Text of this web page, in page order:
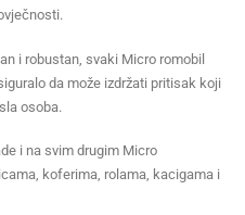
i robustan, svaki Micro romobil
da može izdržati pritisak koji
osoba.
i na svim drugim Micro
koferima, rolama, kacigama i